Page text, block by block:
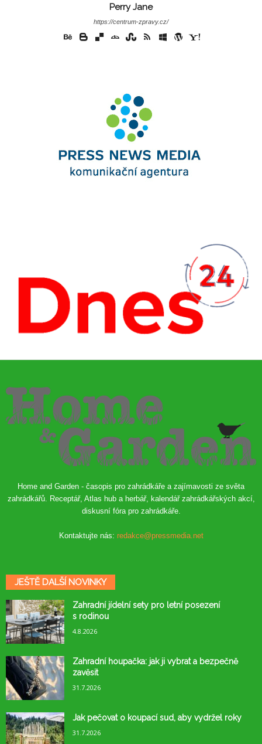
Perry Jane
https://centrum-zpravy.cz/
Home and Garden - časopis pro zahrádkáře a zajímavosti ze světa
zahrádkářů. Receptář, Atlas hub a herbář, kalendář zahrádkářských akcí,
diskusní fóra pro zahrádkáře.
Kontaktujte nás: redakce@pressmedia.net
JEŠTĚ DALŠÍ NOVINKY
Zahradní jídelní sety pro letní posezení
s rodinou
4.8.2026
Zahradní houpačka: jak ji vybrat a bezpečně
zavěsit
31.7.2026
Jak pečovat o koupací sud, aby vydržel roky
31.7.2026